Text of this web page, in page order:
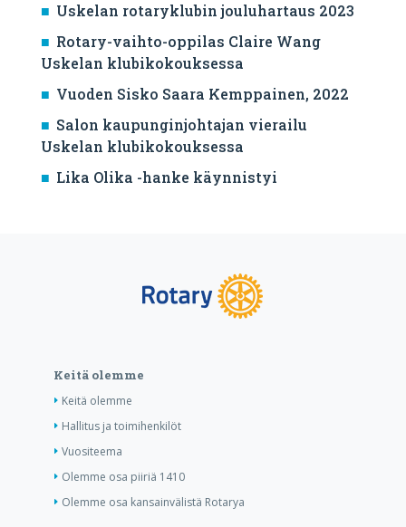
Uskelan rotaryklubin jouluhartaus 2023
Rotary-vaihto-oppilas Claire Wang
Uskelan klubikokouksessa
Vuoden Sisko Saara Kemppainen, 2022
Salon kaupunginjohtajan vierailu
Uskelan klubikokouksessa
Lika Olika -hanke käynnistyi
Keitä olemme
Keitä olemme
Hallitus ja toimihenkilöt
Vuositeema
Olemme osa piiriä 1410
Olemme osa kansainvälistä Rotarya